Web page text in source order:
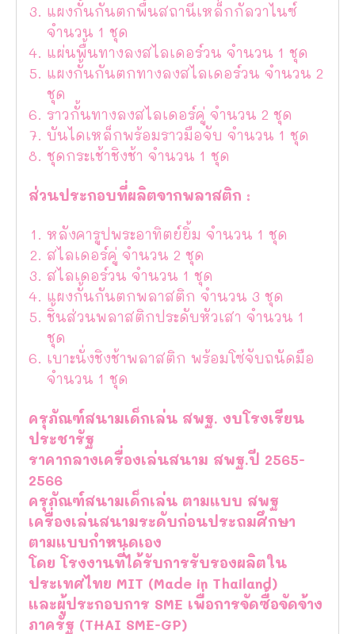
แผงกั้นกันตกพื้นสถานีเหล็กกัลวาไนซ์
จำนวน 1 ชุด
แผ่นพื้นทางลงสไลเดอร์วน จำนวน 1 ชุด
แผงกั้นกันตกทางลงสไลเดอร์วน จำนวน 2
ชุด
ราวกั้นทางลงสไลเดอร์คู่ จำนวน 2 ชุด
บันไดเหล็กพร้อมราวมือจับ จำนวน 1 ชุด
ชุดกระเช้าชิงช้า จำนวน 1 ชุด
ส่วนประกอบที่ผลิตจากพลาสติก :
หลังคารูปพระอาทิตย์ยิ้ม จำนวน 1 ชุด
สไลเดอร์คู่ จำนวน 2 ชุด
สไลเดอร์วน จำนวน 1 ชุด
แผงกั้นกันตกพลาสติก จำนวน 3 ชุด
ชิ้นส่วนพลาสติกประดับหัวเสา จำนวน 1
ชุด
เบาะนั่งชิงช้าพลาสติก พร้อมโซ่จับถนัดมือ
จำนวน 1 ชุด
ครุภัณฑ์สนามเด็กเล่น สพฐ. งบโรงเรียน
ประชารัฐ
ราคากลางเครื่องเล่นสนาม สพฐ.ปี 2565-
2566
ครุภัณฑ์สนามเด็กเล่น ตามแบบ สพฐ
เครื่องเล่นสนามระดับก่อนประถมศึกษา
ตามแบบกำหนดเอง
โดย โรงงานที่ได้รับการรับรองผลิตใน
ประเทศไทย MIT (Made in Thailand)
และผู้ประกอบการ SME เพื่อการจัดซื้อจัดจ้าง
ภาครัฐ (THAI SME-GP)